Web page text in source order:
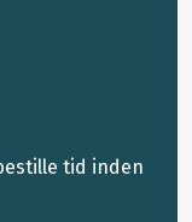
tid inden